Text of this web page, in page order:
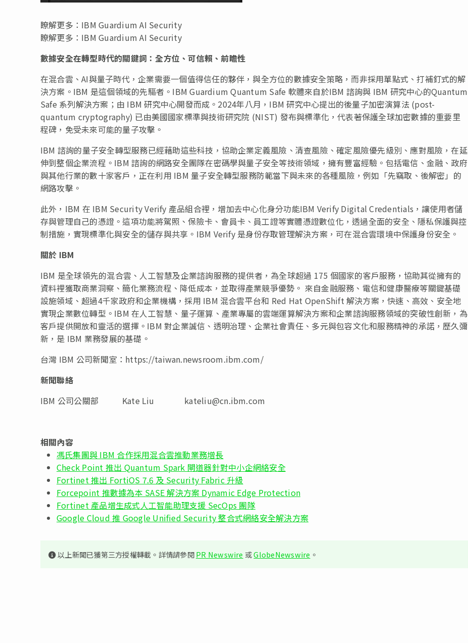
瞭解更多：IBM Guardium AI Security
瞭解更多：IBM Guardium AI Security
數據安全在轉型時代的關鍵詞：全方位、可信賴、前瞻性
在混合雲、AI與量子時代，企業需要一個值得信任的夥伴，與全方位的數據安全策略，而非採用單點式、打補釘式的解
決方案。IBM 是這個領域的先驅者。IBM Guardium Quantum Safe 軟體來自於IBM 諮詢與 IBM 研究中心的Quantum
Safe 系列解決方案；由 IBM 研究中心開發而成。2024年八月，IBM 研究中心提出的後量子加密演算法 (post-
quantum cryptography) 已由美國國家標準與技術研究院 (NIST) 發布與標準化，代表著保護全球加密數據的重要里
程碑，免受未來可能的量子攻擊。
IBM 諮詢的量子安全轉型服務已經藉助這些科技，協助企業定義風險、清查風險、確定風險優先級別、應對風險，在延
伸到整個企業流程。IBM 諮詢的網路安全團隊在密碼學與量子安全等技術領域，擁有豐富經驗。包括電信、金融、政府
與其他行業的數十家客戶，正在利用 IBM 量子安全轉型服務防範當下與未來的各種風險，例如「先竊取、後解密」的
網路攻擊。
此外，IBM 在 IBM Security Verify 產品組合裡，增加去中心化身分功能IBM Verify Digital Credentials，讓使用者儲
存與管理自己的憑證。這項功能將駕照、保險卡、會員卡、員工證等實體憑證數位化，透過全面的安全、隱私保護與控
制措施，實現標準化與安全的儲存與共享。IBM Verify 是身份存取管理解決方案，可在混合雲環境中保護身份安全。
關於 IBM
IBM 是全球領先的混合雲、人工智慧及企業諮詢服務的提供者，為全球超過 175 個國家的客戶服務，協助其從擁有的
資料裡獲取商業洞察、簡化業務流程、降低成本，並取得產業競爭優勢。 來自金融服務、電信和健康醫療等關鍵基礎
設施領域、超過4千家政府和企業機構，採用 IBM 混合雲平台和 Red Hat OpenShift 解決方案，快速、高效、安全地
實現企業數位轉型。IBM 在人工智慧、量子運算、產業專屬的雲端運算解決方案和企業諮詢服務領域的突破性創新，為
客戶提供開放和靈活的選擇。IBM 對企業誠信、透明治理、企業社會責任、多元與包容文化和服務精神的承諾，歷久彌
新，是 IBM 業務發展的基礎。
台灣 IBM 公司新聞室：https://taiwan.newsroom.ibm.com/
新聞聯絡
IBM 公司公關部 Kate Liu kateliu@cn.ibm.com
相關內容
馮氏集團與 IBM 合作採用混合雲推動業務增長
Check Point 推出 Quantum Spark 閘道器針對中小企網絡安全
Fortinet 推出 FortiOS 7.6 及 Security Fabric 升級
Forcepoint 推數據為本 SASE 解決方案 Dynamic Edge Protection
Fortinet 產品增生成式人工智能助理支援 SecOps 團隊
Google Cloud 推 Google Unified Security 整合式網絡安全解決方案
以上新聞已獲第三方授權轉載。詳情請參閱PR Newswire 或GlobeNewswire 。